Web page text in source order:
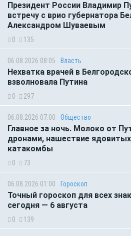
Президент России Владимир
встречу с врио губернатора
Александром Шуваевым
0 135
06.08.2026 08:05 Власть
Нехватка врачей в
взволновала Путина
0 297
06.08.2026 07:00 Общество
Главное за ночь. Молоко от
дронами, нашествие
катакомбы
0 73
06.08.2026 01:00 Гороскоп
Точный гороскоп для всех
сегодня — 6 августа
0 139